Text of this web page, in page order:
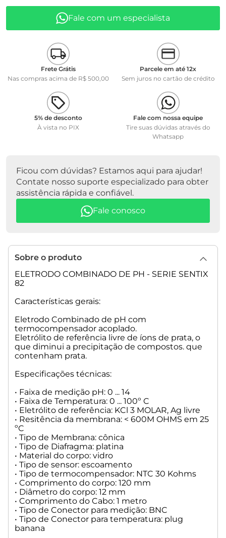
• Faixa de Temperatura: 0 ... 100º C
• Eletrólito de referência: KCl 3 MOLAR, Ag livre
• Resitência da membrana:
Fale com um especialista
Frete Grátis
Nas compras acima de R$ 500,00
Parcele em até 12x
Sem juros no cartão de crédito
5% de desconto
À vista no PIX
Fale com nossa equipe
Tire suas dúvidas através do
Whatsapp
Ficou com dúvidas? Estamos aqui para ajudar!
Contate nosso suporte especializado para obter
assistência rápida e confiável.
Fale conosco
Sobre o produto
ELETRODO COMBINADO DE PH - SERIE SENTIX
82
Características gerais:
Eletrodo Combinado de pH com
termocompensador acoplado.
Eletrólito de referência livre de íons de prata, o
que diminui a precipitação de compostos. que
contenham prata.
Especificações técnicas:
• Faixa de medição pH: 0 ... 14
• Faixa de Temperatura: 0 ... 100º C
• Eletrólito de referência: KCl 3 MOLAR, Ag livre
• Resitência da membrana: < 600M OHMS em 25
ºC
• Tipo de Membrana: cônica
• Tipo de Diafragma: platina
• Material do corpo: vidro
• Tipo de sensor: escoamento
• Tipo de termocompensador: NTC 30 Kohms
• Comprimento do corpo: 120 mm
• Diâmetro do corpo: 12 mm
• Comprimento do Cabo: 1 metro
• Tipo de Conector para medição: BNC
• Tipo de Conector para temperatura: plug
banana